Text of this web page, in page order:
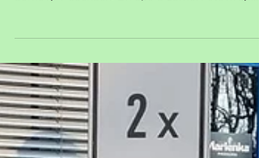
akce, během níž knihovny, školy, kluby či
domovy v Čechách, Evropě a zámoří otevírají...